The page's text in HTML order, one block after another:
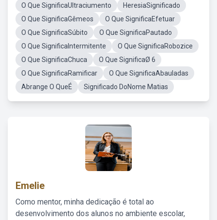
O Que SignificaUltraciumento
HeresiaSignificado
O Que SignificaGêmeos
O Que SignificaEfetuar
O Que SignificaSúbito
O Que SignificaPautado
O Que SignificaIntermitente
O Que SignificaRobozice
O Que SignificaChuca
O Que SignificaØ 6
O Que SignificaRamificar
O Que SignificaAbauladas
Abrange O QueÉ
Significado DoNome Matias
Emelie
Como mentor, minha dedicação é total ao
desenvolvimento dos alunos no ambiente escolar,